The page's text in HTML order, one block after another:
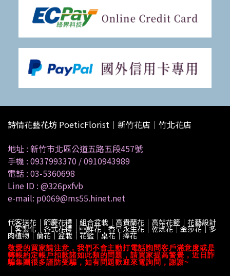
詩情花藝花坊 PoeticFlorist｜新竹花店｜竹北花店
地址 : 新竹市北區公道五路五段457號
手機 : 0937993370 /0910943989
電話 : 03-5360698
Line ID : @326pxfvb
e-mail: p0069@ms55.hinet.net
代客送花｜節慶花禮｜組合盆栽｜高貴蘭花｜高架花籃｜花藝設計
｜客製化｜各式花禮｜鮮花｜香皂永生花｜乾燥花｜金莎花｜多
肉植物｜蘭花｜盆栽｜花籃｜桌花｜捧花
敬愛的買家請注意，我們不會主動打電話詢問客戶滿意度或是
轉帳約定帳戶扣款諸如此類的問題，請買家提高警覺，近日詐
騙集團很多謹防受騙，如有問題歡迎來電詢問，謝謝~